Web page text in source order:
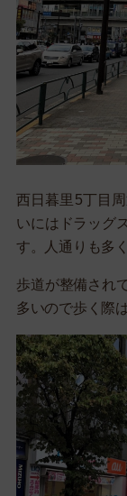
西日暮里5丁目
いにはドラッグ
す。人通りも多
歩道が整備され
多いので歩く際